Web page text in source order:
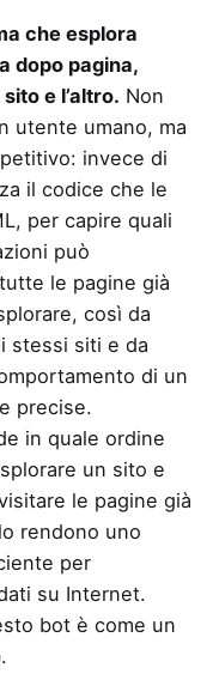
che esplora
dopo pagina,
e l’altro. Non
utente umano, ma
invece di
il codice che le
per capire quali
può
le pagine già
così da
stessi siti e da
di un
precise.
in quale ordine
un sito e
le pagine già
rendono uno
per
su Internet.
bot è come un